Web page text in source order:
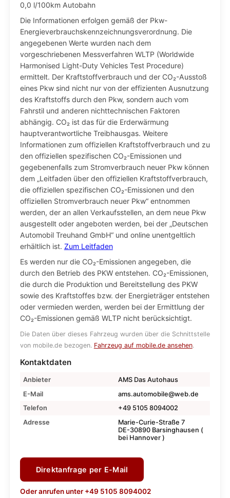
0,0 l/100km Autobahn
Die Informationen erfolgen gemäß der Pkw-
Energieverbrauchskennzeichnungsverordnung. Die
angegebenen Werte wurden nach dem
vorgeschriebenen Messverfahren WLTP (Worldwide
Harmonised Light-Duty Vehicles Test Procedure)
ermittelt. Der Kraftstoffverbrauch und der CO₂-Ausstoß
eines Pkw sind nicht nur von der effizienten Ausnutzung
des Kraftstoffs durch den Pkw, sondern auch vom
Fahrstil und anderen nichttechnischen Faktoren
abhängig. CO₂ ist das für die Erderwärmung
hauptverantwortliche Treibhausgas. Weitere
Informationen zum offiziellen Kraftstoffverbrauch und zu
den offiziellen spezifischen CO₂-Emissionen und
gegebenenfalls zum Stromverbrauch neuer Pkw können
dem „Leitfaden über den offiziellen Kraftstoffverbrauch,
die offiziellen spezifischen CO₂-Emissionen und den
offiziellen Stromverbrauch neuer Pkw“ entnommen
werden, der an allen Verkaufsstellen, an dem neue Pkw
ausgestellt oder angeboten werden, bei der „Deutschen
Automobil Treuhand GmbH“ und online unentgeltlich
erhältlich ist. Zum Leitfaden
Es werden nur die CO₂-Emissionen angegeben, die
durch den Betrieb des PKW entstehen. CO₂-Emissionen,
die durch die Produktion und Bereitstellung des PKW
sowie des Kraftstoffes bzw. der Energieträger entstehen
oder vermieden werden, werden bei der Ermittlung der
CO₂-Emissionen gemäß WLTP nicht berücksichtigt.
Die Daten über dieses Fahrzeug wurden über die Schnittstelle
von mobile.de bezogen. Fahrzeug auf mobile.de ansehen.
Kontaktdaten
Anbieter
AMS Das Autohaus
E-Mail
ams.automobile@web.de
Telefon
+49 5105 8094002
Adresse
Marie-Curie-Straße 7
DE-30890 Barsinghausen (
bei Hannover )
Direktanfrage per E-Mail
Oder anrufen unter +49 5105 8094002